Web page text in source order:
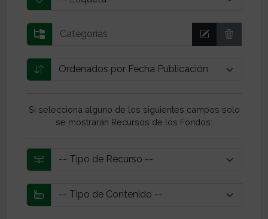
Si selecciona alguno de los siguientes campos solo
se mostrarán Recursos de los Fondos: